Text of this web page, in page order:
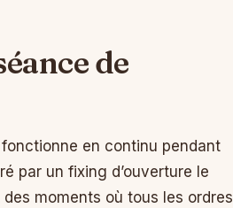
de
en continu pendant
par un fixing d’ouverture le
moments où tous les ordres